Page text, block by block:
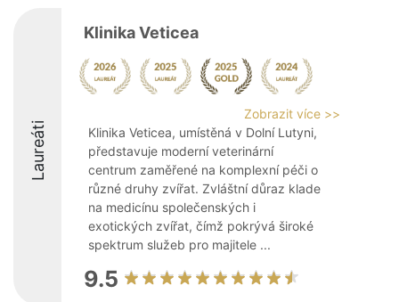
Laureáti
Klinika Veticea
Zobrazit více >>
Klinika Veticea, umístěná v Dolní Lutyni,
představuje moderní veterinární
centrum zaměřené na komplexní péči o
různé druhy zvířat. Zvláštní důraz klade
na medicínu společenských i
exotických zvířat, čímž pokrývá široké
spektrum služeb pro majitele ...
9.5